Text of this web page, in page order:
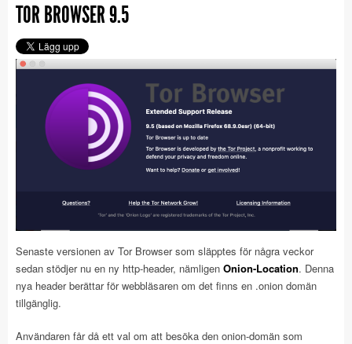
TOR BROWSER 9.5
Senaste versionen av Tor Browser som släpptes för några veckor
sedan stödjer nu en ny http-header, nämligen Onion-Location. Denna
nya header berättar för webbläsaren om det finns en .onion domän
tillgänglig.
Användaren får då ett val om att besöka den onion-domän som